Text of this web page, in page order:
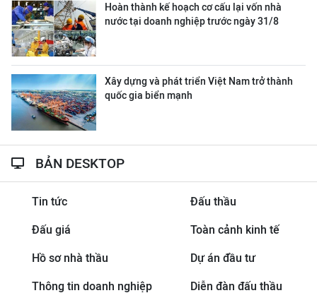
Hoàn thành kế hoạch cơ cấu lại vốn nhà
nước tại doanh nghiệp trước ngày 31/8
Xây dựng và phát triển Việt Nam trở thành
quốc gia biển mạnh
BẢN DESKTOP
Tin tức Đấu thầu
Đấu giá Toàn cảnh kinh tế
Hồ sơ nhà thầu Dự án đầu tư
Thông tin doanh nghiệp Diễn đàn đấu thầu